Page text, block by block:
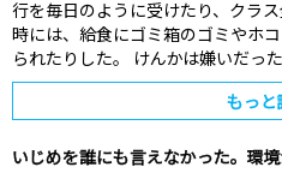
行を毎日のように受けたり、クラ
時には、給食にゴミ箱のゴミやホ
られたりした。 けんかは嫌いだっ
もっと
いじめを誰にも言えなかった。環